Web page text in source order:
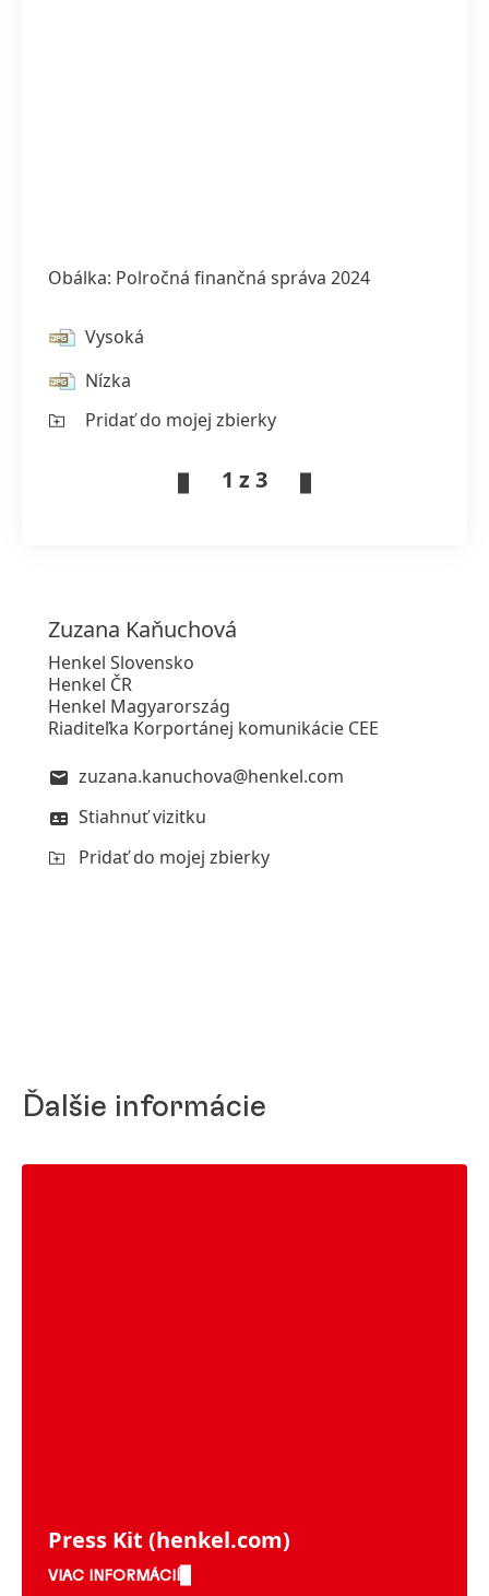
Obálka: Polročná finančná správa 2024
Vysoká
Nízka
Pridať do mojej zbierky
1 z 3
Zuzana Kaňuchová
Henkel Slovensko
Henkel ČR
Henkel Magyarország
Riaditeľka Korportánej komunikácie CEE
zuzana.kanuchova@henkel.com
Stiahnuť vizitku
Pridať do mojej zbierky
Ďalšie informácie
Press Kit (henkel.com)
VIAC INFORMÁCIÍ